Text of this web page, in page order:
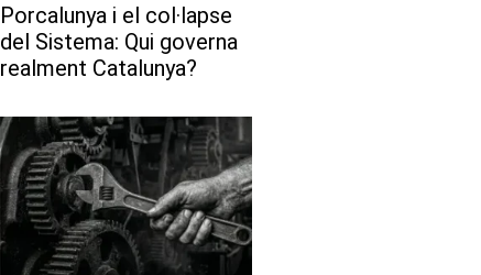
Porcalunya i el col·lapse
del Sistema: Qui governa
realment Catalunya?